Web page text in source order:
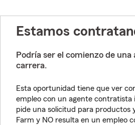
Estamos
Podría ser el comienzo de una
carrera.
Esta oportunidad tiene que ver
empleo con un agente contratista
pide una solicitud para productos
Farm y NO resulta en un empleo